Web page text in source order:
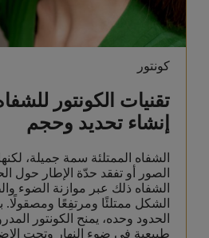
كونتور
تقنيات الكونتور
إنشاء تحديد وحجم
الشفاه الممتلئة سمة جميلة،
الصور أو تفقد حدّة الإطار حول
الشفاه ذلك عبر موازنة الضوء
الشكل ممتلئًا ومرتفِعًا ومصقولًا.
الحدود وحده، يمنح الكونتور
طبيعية في ضوء النهار وتحت